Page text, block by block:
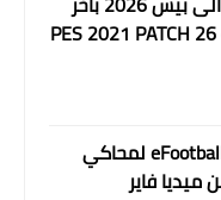
الانتقالات الصيفية PES 2021 PATCH 26
تحميل eFootball Pes 2026 لمحاكي